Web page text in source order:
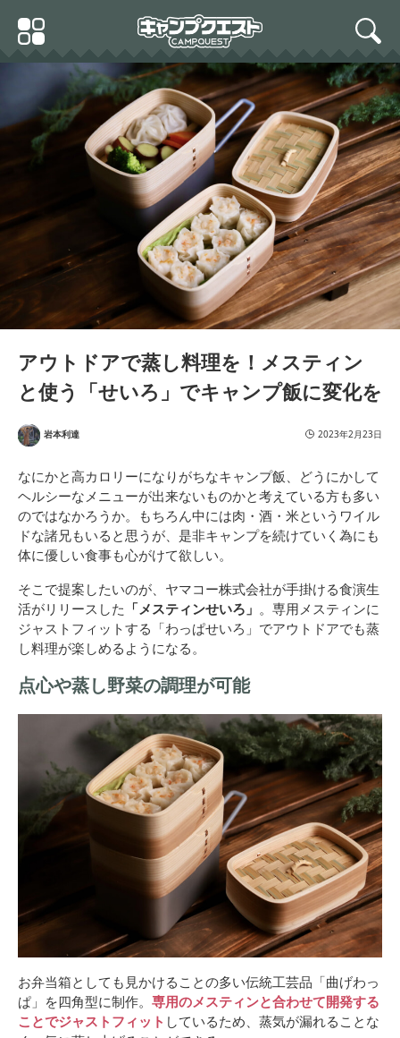
Primary
Menu
search
アウトドアで蒸し料理を！メスティン
と使う「せいろ」でキャンプ飯に変化を
岩本利達 2023年2月23日
なにかと高カロリーになりがちなキャンプ飯、どうにかして
ヘルシーなメニューが出来ないものかと考えている方も多い
のではなかろうか。もちろん中には肉・酒・米というワイル
ドな諸兄もいると思うが、是非キャンプを続けていく為にも
体に優しい食事も心がけて欲しい。
そこで提案したいのが、ヤマコー株式会社が手掛ける食演生
活がリリースした 「メスティンせいろ」 。専用メスティンに
ジャストフィットする「わっぱせいろ」でアウトドアでも蒸
し料理が楽しめるようになる。
点心や蒸し野菜の調理が可能
お弁当箱としても見かけることの多い伝統工芸品「曲げわっ
ぱ」を四角型に制作。 専用のメスティンと合わせて開発する
ことでジャストフィット しているため、蒸気が漏れることな